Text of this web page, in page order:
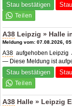
Stau bestätigen
A38 Leipzig » Halle
Meldung vom: 07.08.2026,
A38 aufgehoben Leipzig
— Diese Meldung ist
Stau bestätigen
A38 Halle » Leipzig